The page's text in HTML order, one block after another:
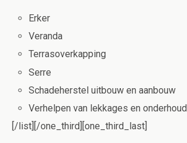
Erker
Veranda
Terrasoverkapping
Serre
Schadeherstel uitbouw en aanbouw
Verhelpen van lekkages en onderhoud
[/list][/one_third][one_third_last]